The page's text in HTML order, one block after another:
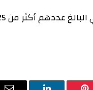
ووفقا لوزارة الصحة في قطاع غزة، فإن